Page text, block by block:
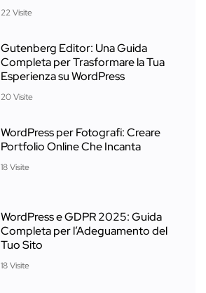
22 Visite
Gutenberg Editor: Una Guida
Completa per Trasformare la Tua
Esperienza su WordPress
20 Visite
WordPress per Fotografi: Creare
Portfolio Online Che Incanta
18 Visite
WordPress e GDPR 2025: Guida
Completa per l’Adeguamento del
Tuo Sito
18 Visite